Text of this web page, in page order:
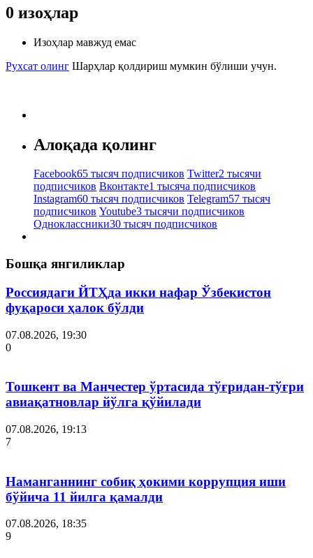
0 изоҳлар
Изоҳлар мавжуд емас
Рухсат олинг Шарҳлар қолдириш мумкин бўлиши учун.
Алоқада қолинг
Facebook65 тысяч подписчиков Twitter2 тысячи
подписчиков Вконтакте1 тысяча подписчиков
Instagram60 тысяч подписчиков Telegram57 тысяч
подписчиков Youtube3 тысячи подписчиков
Одноклассники30 тысяч подписчиков
Бошқа янгиликлар
Россиядаги ЙТҲда икки нафар Ўзбекистон
фуқароси ҳалок бўлди
07.08.2026, 19:30
0
Тошкент ва Манчестер ўртасида тўғридан-тўғри
авиақатновлар йўлга қўйилади
07.08.2026, 19:13
7
Наманганнинг собиқ ҳокими коррупция иши
бўйича 11 йилга қамалди
07.08.2026, 18:35
9